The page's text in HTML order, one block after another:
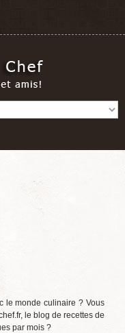
le monde culinaire ? Vous
le blog de recettes de
par mois ?